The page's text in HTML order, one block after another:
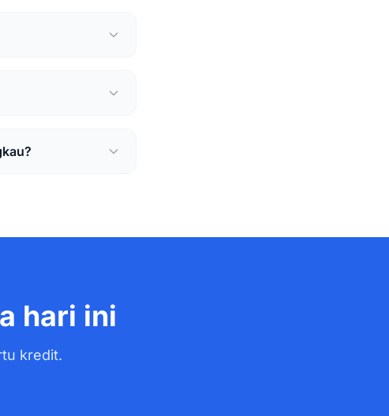
hari ini
kredit.